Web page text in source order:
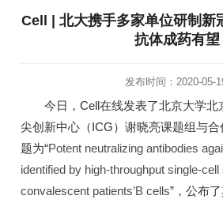
Cell | 北大携手多家单位研制新
抗体成药有望
发布时间：2020-05-
今日，Cell在线发表了北京大学北
尖创新中心（ICG）谢晓亮课题组与
题为“Potent neutralizing antibodies
identified by high-throughput single-
convalescent patients’B cells”，公布